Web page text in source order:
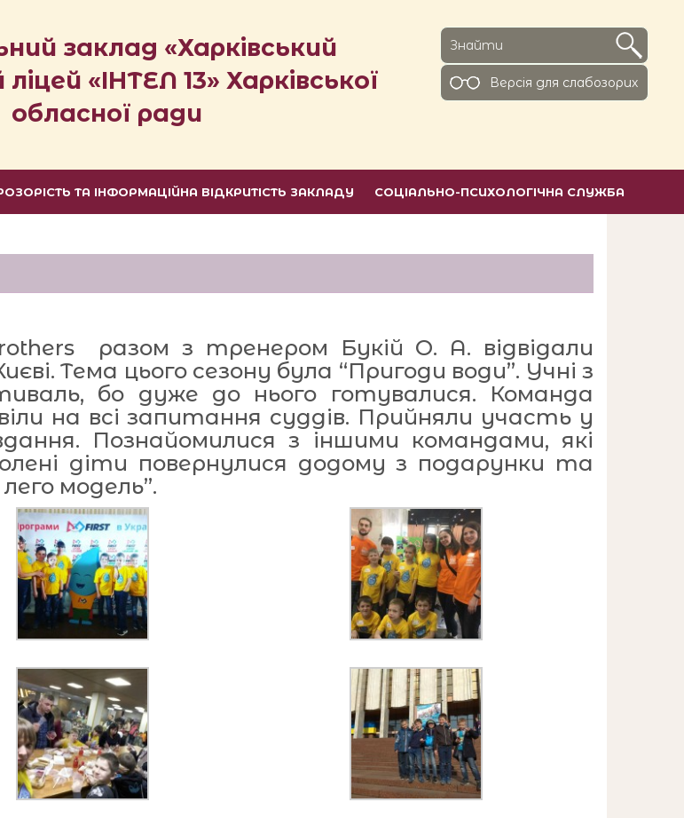
заклад «Харківський
«ІНТЕЛ 13» Харківської
обласної ради
Версiя для слабозорих
ТА ІНФОРМАЦІЙНА ВІДКРИТІСТЬ ЗАКЛАДУ СОЦІАЛЬНО-ПСИХОЛОГІЧНА СЛУЖБА
разом з тренером Букій О. А. відвідали
Тема цього сезону була “Пригоди води”. Учні з
бо дуже до нього готувалися. Команда
на всі запитання суддів. Прийняли участь у
Познайомилися з іншими командами, які
діти повернулися додому з подарунки та
модель”.